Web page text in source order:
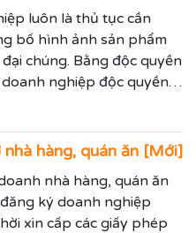
luôn là thủ tục cần
bố hình ảnh sản phẩm
chúng. Bằng độc quyền
nghiệp độc quyền
hàng, quán ăn [Mới]
nhà hàng, quán ăn
ký doanh nghiệp
xin cấp các giấy phép